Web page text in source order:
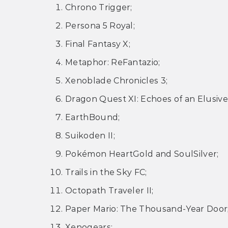
Chrono Trigger;
Persona 5 Royal;
Final Fantasy X;
Metaphor: ReFantazio;
Xenoblade Chronicles 3;
Dragon Quest XI: Echoes of an
EarthBound;
Suikoden II;
Pokémon HeartGold and SoulSilver;
Trails in the Sky FC;
Octopath Traveler II;
Paper Mario: The Thousand-Year Door;